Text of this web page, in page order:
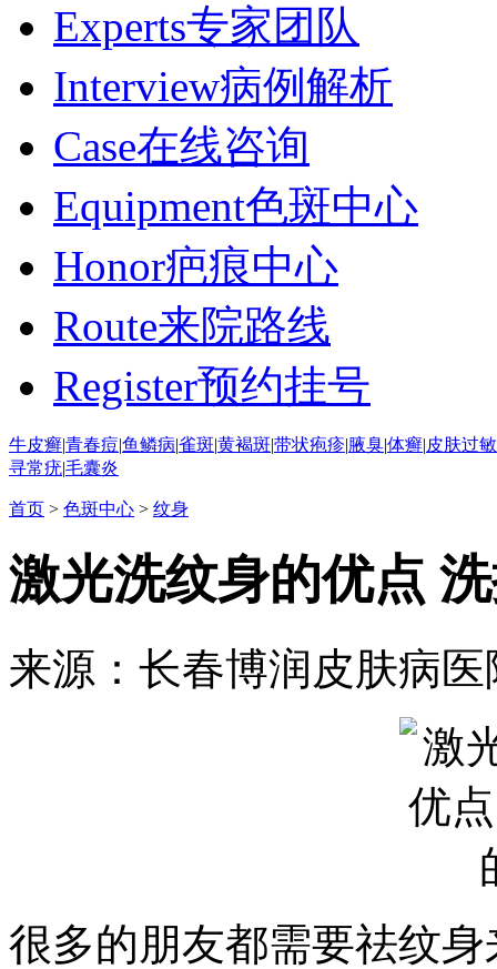
Experts专家团队
Interview病例解析
Case在线咨询
Equipment色斑中心
Honor疤痕中心
Route来院路线
Register预约挂号
牛皮癣|青春痘|鱼鳞病|雀斑|黄褐斑|带状疱疹|腋臭|体癣|皮肤过敏
寻常疣|毛囊炎
首页 > 色斑中心 > 纹身
激光洗纹身的优点
来源：长春博润皮肤病医
很多的朋友都需要祛纹